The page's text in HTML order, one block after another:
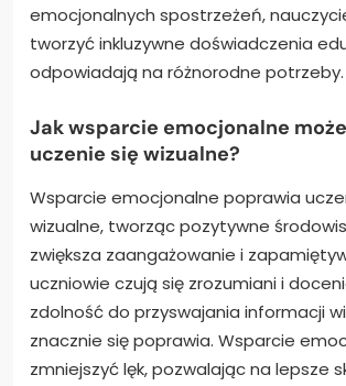
emocjonalnych spostrzeżeń,
tworzyć inkluzywne doświadczenia
odpowiadają na różnorodne potrzeby.
Jak wsparcie emocjonalne
uczenie się wizualne?
Wsparcie emocjonalne poprawia
wizualne, tworząc pozytywne
zwiększa zaangażowanie i
uczniowie czują się zrozumiani i
zdolność do przyswajania informacji
znacznie się poprawia. Wsparcie
zmniejszyć lęk, pozwalając na lepsze